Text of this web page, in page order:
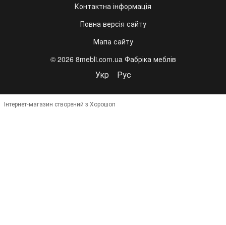
Контактна інформація
Повна версія сайту
Мапа сайту
© 2026 8mebli.com.ua Фабріка меблів
Укр Рус
Інтернет-магазин створений з Хорошоп